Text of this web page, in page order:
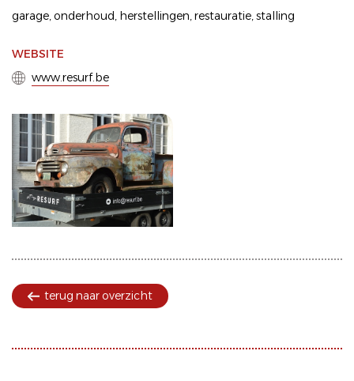
garage,onderhoud, herstellingen,restauratie,stalling
WEBSITE
www.resurf.be
terug naar overzicht